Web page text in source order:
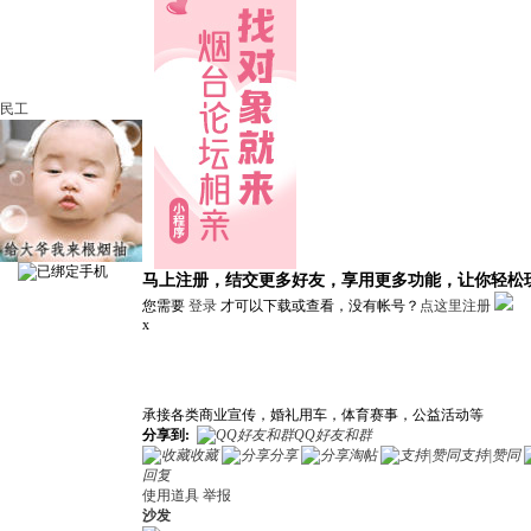
民工
马上注册，结交更多好友，享用更多功能，让你轻松
您需要 登录 才可以下载或查看，没有帐号？ 点这里注册
x
承接各类商业宣传，婚礼用车，体育赛事，公益活动等
分享到:
QQ好友和群
收藏
分享 淘帖 支持|赞同
回复
使用道具 举报
沙发